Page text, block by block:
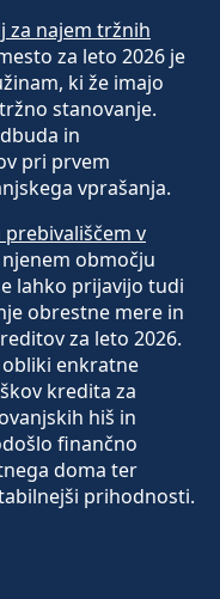
za najem tržnih
za leto 2026 je
ki že imajo
stanovanje.
in
pri prvem
vprašanja.
v
njenem območju
lahko prijavijo tudi
obrestne mere in
za leto 2026.
enkratne
kredita za
hiš in
finančno
doma ter
prihodnosti.